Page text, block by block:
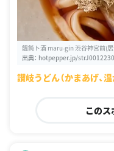
饂飩ト酒 maru-gin 渋谷神宮前(
出典： hotpepper.jp/
讃岐うどん（かまあげ、
この